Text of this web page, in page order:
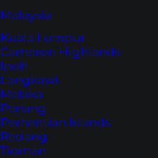
Malaysia
Kuala Lumpur
Cameron Highlands
Ipoh
Langkawi
Melaka
Penang
Perhentian Islands
Redang
Tioman